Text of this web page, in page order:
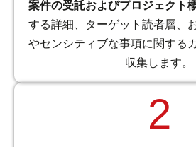
案件の受託およびプロジェクト
する詳細、ターゲット読者層、
やセンシティブな事項に関する
収集します。
2